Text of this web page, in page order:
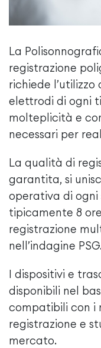
La
registrazione
richiede
elettrodi di ogni
molteplicità e
necessari per
La qualità di
garantita, si
operativa di ogni
tipicamente 8
registrazione
nell’indagine
I dispositivi e
disponibili nel
compatibili con i
registrazione e
mercato.